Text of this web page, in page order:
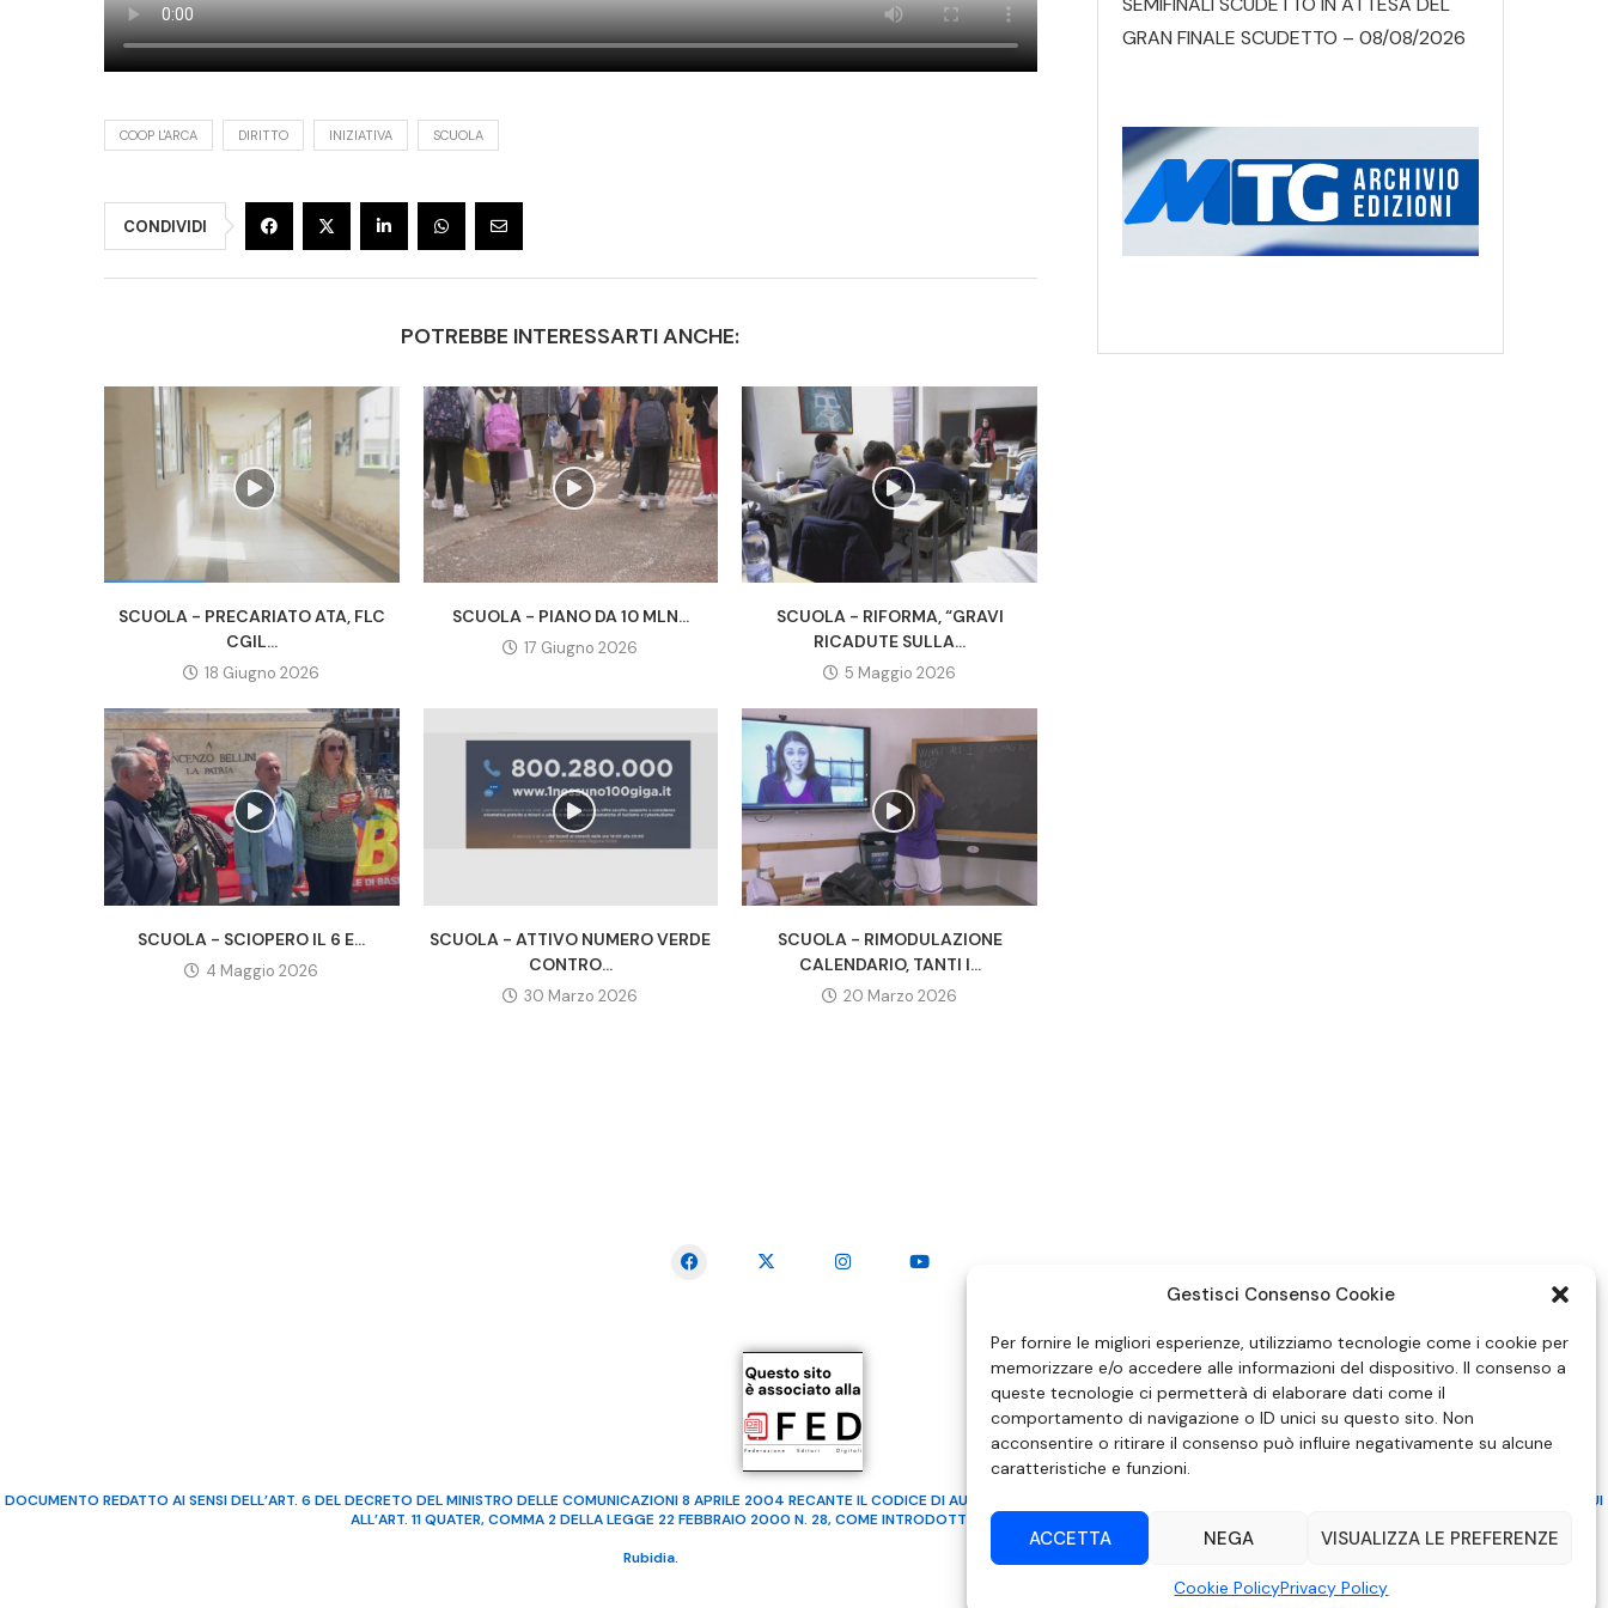
Gestisci Consenso Cookie
Per fornire le migliori esperienze, utilizziamo tecnologie come i cookie per
memorizzare e/o accedere alle informazioni del dispositivo. Il consenso a
queste tecnologie ci permetterà di elaborare dati come il
comportamento di navigazione o ID unici su questo sito. Non
acconsentire o ritirare il consenso può influire negativamente su alcune
caratteristiche e funzioni.
ACCETTA NEGA VISUALIZZA LE PREFERENZE
Cookie PolicyPrivacy Policy
COOP L'ARCA DIRITTO INIZIATIVA SCUOLA
CONDIVIDI
POTREBBE INTERESSARTI ANCHE:
SCUOLA - PRECARIATO ATA, FLC
CGIL...
18 Giugno 2026
SCUOLA - PIANO DA 10 MLN...
17 Giugno 2026
SCUOLA - RIFORMA, “GRAVI
RICADUTE SULLA...
5 Maggio 2026
SCUOLA - SCIOPERO IL 6 E...
4 Maggio 2026
SCUOLA - ATTIVO NUMERO VERDE
CONTRO...
30 Marzo 2026
SCUOLA - RIMODULAZIONE
CALENDARIO, TANTI I...
20 Marzo 2026
GRAN FINALE SCUDETTO – 08/08/2026
DOCUMENTO REDATTO AI SENSI DELL’ART. 6 DEL DECRETO DEL MINISTRO DELLE COMUNICAZIONI 8 APRILE 2004 RECANTE IL CODICE DI AUTOREGOLAMENTAZIONE IN MATERIA DI ATTUAZIONE DEL PRINCIPIO DEL PLURALISMO, DI CUI
ALL’ART. 11 QUATER, COMMA 2 DELLA LEGGE 22 FEBBRAIO 2000 N. 28, COME INTRODOTTO DALLA LEGGE 6 NOVEMBRE 2003, N. 313
Rubidia. Tutti i diritti riservati | RVM Srl – SS 115 Km 339,500 – Modica (RG) | P.Iva 00857190888.